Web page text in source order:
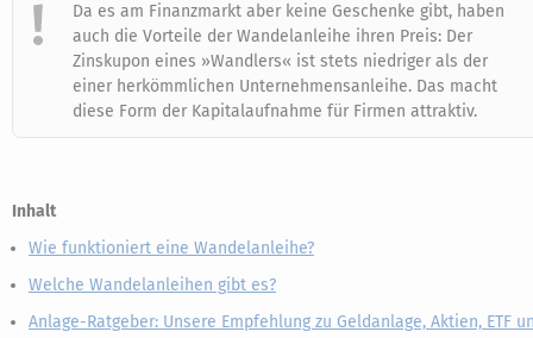
Da es am Finanzmarkt aber keine Geschenke gibt, haben
auch die Vorteile der Wandelanleihe ihren Preis: Der
Zinskupon eines »Wandlers« ist stets niedriger als der
einer herkömmlichen Unternehmensanleihe. Das macht
diese Form der Kapitalaufnahme für Firmen attraktiv.
Inhalt
Wie funktioniert eine Wandelanleihe?
Welche Wandelanleihen gibt es?
Anlage-Ratgeber: Unsere Empfehlung zu Geldanlage, Aktien, ETF